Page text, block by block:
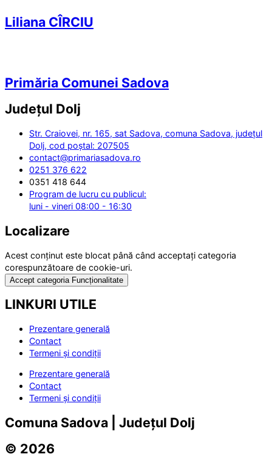
Liliana CÎRCIU
Primăria Comunei Sadova
Județul Dolj
Str. Craiovei, nr. 165, sat Sadova, comuna Sadova, județul
Dolj, cod poștal: 207505
contact@primariasadova.ro
0251 376 622
0351 418 644
Program de lucru cu publicul:
luni - vineri 08:00 - 16:30
Localizare
Acest conținut este blocat până când acceptați categoria
corespunzătoare de cookie-uri.
Accept categoria Funcționalitate
LINKURI UTILE
Prezentare generală
Contact
Termeni și condiții
Prezentare generală
Contact
Termeni și condiții
Comuna Sadova | Județul Dolj
© 2026